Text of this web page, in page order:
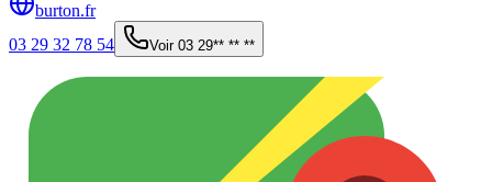
burton.fr
03 29 32 78 54
Voir 03 29** ** **